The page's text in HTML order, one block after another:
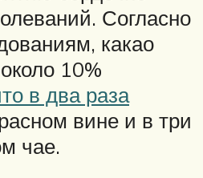
Согласно
какао
10%
в два раза
вине и в три
чае.